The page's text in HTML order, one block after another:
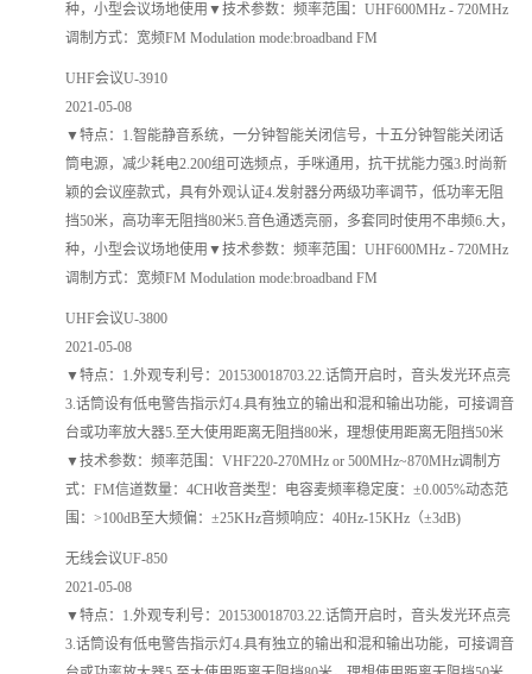
种，小型会议场地使用▼技术参数：频率范围：UHF600MHz - 720MHz
调制方式：宽频FM Modulation mode:broadband FM
UHF会议U-3910
2021-05-08
▼特点：1.智能静音系统，一分钟智能关闭信号，十五分钟智能关闭话
筒电源，减少耗电2.200组可选频点，手咪通用，抗干扰能力强3.时尚新
颖的会议座款式，具有外观认证4.发射器分两级功率调节，低功率无阻
挡50米，高功率无阻挡80米5.音色通透亮丽，多套同时使用不串频6.大，
种，小型会议场地使用▼技术参数：频率范围：UHF600MHz - 720MHz
调制方式：宽频FM Modulation mode:broadband FM
UHF会议U-3800
2021-05-08
▼特点：1.外观专利号：201530018703.22.话筒开启时，音头发光环点亮
3.话筒设有低电警告指示灯4.具有独立的输出和混和输出功能，可接调音
台或功率放大器5.至大使用距离无阻挡80米，理想使用距离无阻挡50米
▼技术参数：频率范围：VHF220-270MHz or 500MHz~870MHz调制方
式：FM信道数量：4CH收音类型：电容麦频率稳定度：±0.005%动态范
围：>100dB至大频偏：±25KHz音频响应：40Hz-15KHz（±3dB)
无线会议UF-850
2021-05-08
▼特点：1.外观专利号：201530018703.22.话筒开启时，音头发光环点亮
3.话筒设有低电警告指示灯4.具有独立的输出和混和输出功能，可接调音